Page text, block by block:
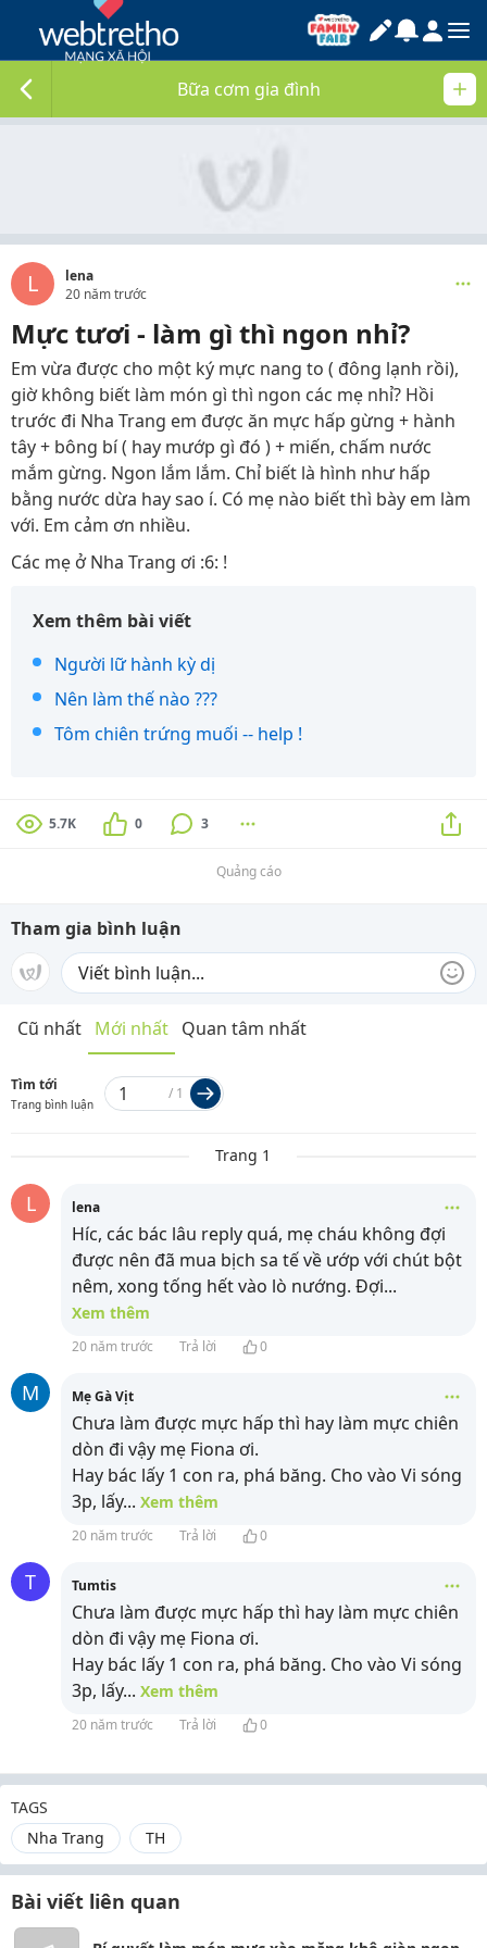
Bữa cơm gia đình
L
lena
20 năm trước
Mực tươi - làm gì thì ngon nhỉ?
Em vừa được cho một ký mực nang to ( đông lạnh rồi),
giờ không biết làm món gì thì ngon các mẹ nhỉ? Hồi
trước đi Nha Trang em được ăn mực hấp gừng + hành
tây + bông bí ( hay mướp gì đó ) + miến, chấm nước
mắm gừng. Ngon lắm lắm. Chỉ biết là hình như hấp
bằng nước dừa hay sao í. Có mẹ nào biết thì bày em làm
với. Em cảm ơn nhiều.
Các mẹ ở Nha Trang ơi :6: !
Xem thêm bài viết
Người lữ hành kỳ dị
Nên làm thế nào ???
Tôm chiên trứng muối -- help !
5.7K 0 3
Quảng cáo
Tham gia bình luận
Cũ nhất Mới nhất Quan tâm nhất
Tìm tới
Trang bình luận
/ 1
Trang 1
L lena
Híc, các bác lâu reply quá, mẹ cháu không đợi
được nên đã mua bịch sa tế về ướp với chút bột
nêm, xong tống hết vào lò nướng. Đợi...
Xem thêm
20 năm trước Trả lời 0
M Mẹ Gà Vịt
Chưa làm được mực hấp thì hay làm mực chiên
dòn đi vậy mẹ Fiona ơi.
Hay bác lấy 1 con ra, phá băng. Cho vào Vi sóng
3p, lấy... Xem thêm
20 năm trước Trả lời 0
T Tumtis
Chưa làm được mực hấp thì hay làm mực chiên
dòn đi vậy mẹ Fiona ơi.
Hay bác lấy 1 con ra, phá băng. Cho vào Vi sóng
3p, lấy... Xem thêm
20 năm trước Trả lời 0
TAGS
Nha Trang
TH
Bài viết liên quan